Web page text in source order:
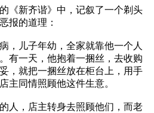
《新齐谐》中，记叙了一个剃头
报的道理：
，儿子年幼，全家就靠他一个人
有一天，他抱着一捆丝，去收购
，就把一捆丝放在柜台上，用手
主同情照顾他这件生意。
人，店主转身去照顾他们，而老